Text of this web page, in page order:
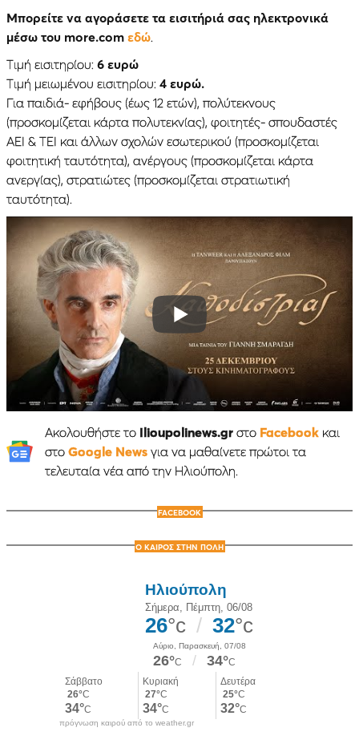
Μπορείτε να αγοράσετε τα εισιτήριά σας ηλεκτρονικά
μέσω του more.com εδώ.
Τιμή εισιτηρίου: 6 ευρώ
Τιμή μειωμένου εισιτηρίου: 4 ευρώ.
Για παιδιά- εφήβους (έως 12 ετών), πολύτεκνους
(προσκομίζεται κάρτα πολυτεκνίας), φοιτητές- σπουδαστές
ΑΕΙ & ΤΕΙ και άλλων σχολών εσωτερικού (προσκομίζεται
φοιτητική ταυτότητα), ανέργους (προσκομίζεται κάρτα
ανεργίας), στρατιώτες (προσκομίζεται στρατιωτική
ταυτότητα).
Ακολουθήστε το Ilioupolinews.grστο Facebookκαι
στο Google Newsγια να μαθαίνετε πρώτοι τα
τελευταία νέα από την Ηλιούπολη.
FACEBOOK
Ο ΚΑΙΡΟΣ ΣΤΗΝ ΠΟΛΗ
πρόγνωση καιρού από το weather.gr